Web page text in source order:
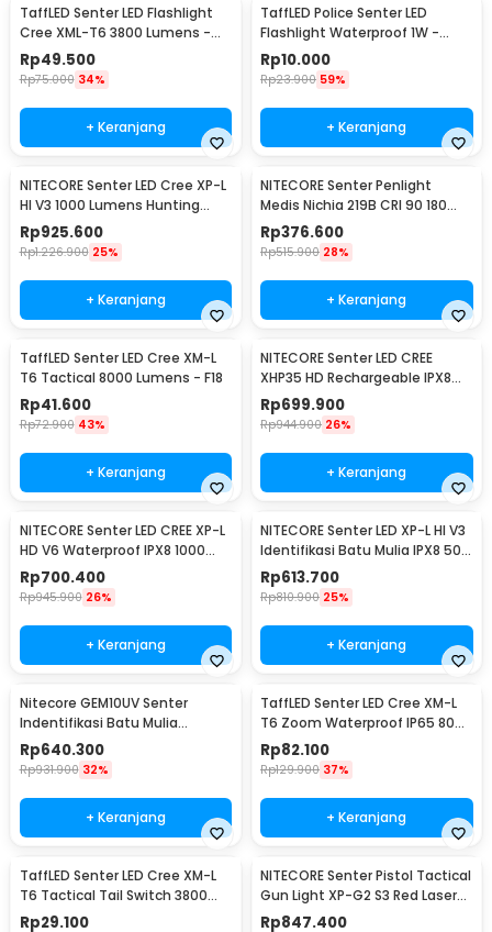
TaffLED Senter LED Flashlight
Cree XML-T6 3800 Lumens -
E27
Rp49.500
Rp75.000 34%
+ Keranjang
TaffLED Police Senter LED
Flashlight Waterproof 1W -
TAC2L
Rp10.000
Rp23.900 59%
+ Keranjang
NITECORE Senter LED Cree XP-L
HI V3 1000 Lumens Hunting
Flashlight - New P30
Rp925.600
Rp1.226.900 25%
+ Keranjang
NITECORE Senter Penlight
Medis Nichia 219B CRI 90 180
Lumens IPX8 - MT06MD
Rp376.600
Rp515.900 28%
+ Keranjang
TaffLED Senter LED Cree XM-L
T6 Tactical 8000 Lumens - F18
Rp41.600
Rp72.900 43%
+ Keranjang
NITECORE Senter LED CREE
XHP35 HD Rechargeable IPX8
1800 Lumens - MH23
Rp699.900
Rp944.900 26%
+ Keranjang
NITECORE Senter LED CREE XP-L
HD V6 Waterproof IPX8 1000
Lumens - MT21C
Rp700.400
Rp945.900 26%
+ Keranjang
NITECORE Senter LED XP-L HI V3
Identifikasi Batu Mulia IPX8 500
Lumens - GEM8
Rp613.700
Rp810.900 25%
+ Keranjang
Nitecore GEM10UV Senter
Indentifikasi Batu Mulia
Gemstone Ultraviolet
Rp640.300
Rp931.900 32%
+ Keranjang
TaffLED Senter LED Cree XM-L
T6 Zoom Waterproof IP65 8000
Lumens - E17 COB
Rp82.100
Rp129.900 37%
+ Keranjang
TaffLED Senter LED Cree XM-L
T6 Tactical Tail Switch 3800
Lumens
Rp29.100
NITECORE Senter Pistol Tactical
Gun Light XP-G2 S3 Red Laser
300Lumens - NPL10
Rp847.400